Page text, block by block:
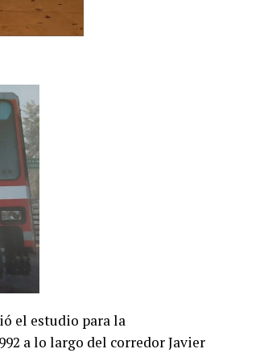
el estudio para la
a lo largo del corredor Javier